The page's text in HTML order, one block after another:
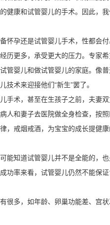
健康和试管婴儿的手术。因此，
孕还是试管婴儿手术，性都会付
历更多，承受更大的压力。专家
管婴儿和做试管婴儿的家庭。像
技术来迎接他们“新生”罢了。
术，甚至在生孩子之前，夫妻双
人和妻子去医院做全身检查，按
，戒烟戒酒，为宝宝的成长提健
知道试管婴儿并不是全能的，也
功率来看，试管婴儿仍然不能保
多，如年龄、卵巢功能差、宫状